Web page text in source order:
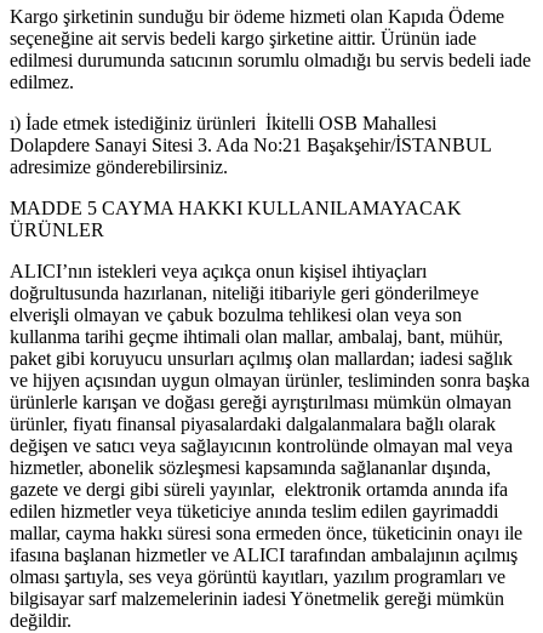
Kargo şirketinin sunduğu bir ödeme hizmeti olan Kapıda Ödeme
seçeneğine ait servis bedeli kargo şirketine aittir. Ürünün iade
edilmesi durumunda satıcının sorumlu olmadığı bu servis bedeli iade
edilmez.
ı) İade etmek istediğiniz ürünleri İkitelli OSB Mahallesi
Dolapdere Sanayi Sitesi 3. Ada No:21 Başakşehir/İSTANBUL
adresimize gönderebilirsiniz.
MADDE 5 CAYMA HAKKI KULLANILAMAYACAK
ÜRÜNLER
ALICI’nın istekleri veya açıkça onun kişisel ihtiyaçları
doğrultusunda hazırlanan, niteliği itibariyle geri gönderilmeye
elverişli olmayan ve çabuk bozulma tehlikesi olan veya son
kullanma tarihi geçme ihtimali olan mallar, ambalaj, bant, mühür,
paket gibi koruyucu unsurları açılmış olan mallardan; iadesi sağlık
ve hijyen açısından uygun olmayan ürünler, tesliminden sonra başka
ürünlerle karışan ve doğası gereği ayrıştırılması mümkün olmayan
ürünler, fiyatı finansal piyasalardaki dalgalanmalara bağlı olarak
değişen ve satıcı veya sağlayıcının kontrolünde olmayan mal veya
hizmetler, abonelik sözleşmesi kapsamında sağlananlar dışında,
gazete ve dergi gibi süreli yayınlar, elektronik ortamda anında ifa
edilen hizmetler veya tüketiciye anında teslim edilen gayrimaddi
mallar, cayma hakkı süresi sona ermeden önce, tüketicinin onayı ile
ifasına başlanan hizmetler ve ALICI tarafından ambalajının açılmış
olması şartıyla, ses veya görüntü kayıtları, yazılım programları ve
bilgisayar sarf malzemelerinin iadesi Yönetmelik gereği mümkün
değildir.